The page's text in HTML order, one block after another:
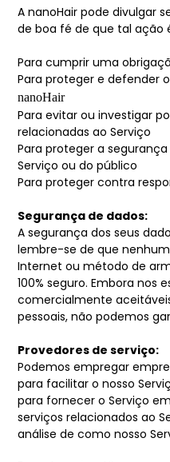
A nanoHair pode divulgar
de boa fé de que tal ação
Para cumprir uma
Para proteger e defender
nanoHair
Para evitar ou investigar
relacionadas ao Serviço
Para proteger a
Serviço ou do público
Para proteger contra
Segurança de dados:
A segurança dos seus
lembre-se de que
Internet ou método de
100% seguro. Embora nos
comercialmente
pessoais, não podemos
Provedores de serviço:
Podemos empregar
para facilitar o nosso
para fornecer o Serviço
serviços relacionados ao
análise de como nosso